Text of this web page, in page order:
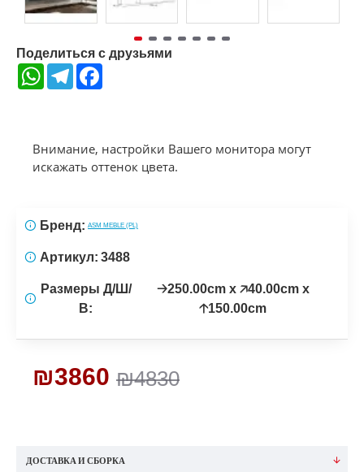
Поделиться с друзьями
WhatsAppTelegram
Внимание, настройки Вашего монитора могут
искажать оттенок цвета.
₪4830
₪3860
Бренд: ASM MEBLE (PL)
Артикул: 3488
Размеры Д/Ш/
В:
🡢250.00cm x 🡥40.00cm x
🡡150.00cm
ДОСТАВКА И СБОРКА